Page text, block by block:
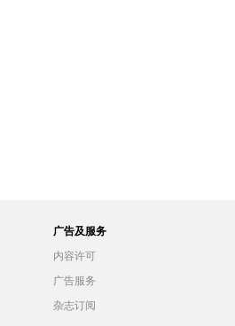
广告及服务
内容许可
广告服务
杂志订阅